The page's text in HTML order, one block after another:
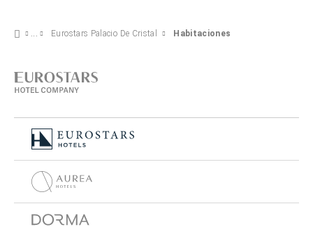
Eurostars Palacio De Cristal Habitaciones